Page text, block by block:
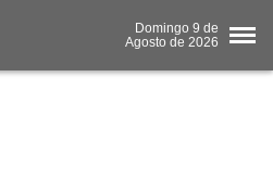
Domingo 9 de
Agosto de 2026